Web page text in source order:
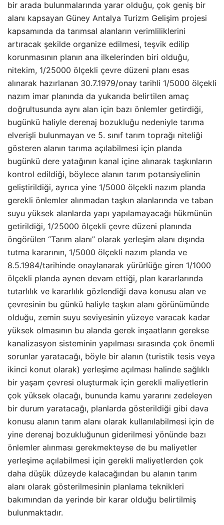
bir arada bulunmalarında yarar olduğu, çok geniş bir
alanı kapsayan Güney Antalya Turizm Gelişim projesi
kapsamında da tarımsal alanların verimliliklerini
artıracak şekilde organize edilmesi, teşvik edilip
korunmasının planın ana ilkelerinden biri olduğu,
nitekim, 1/25000 ölçekli çevre düzeni planı esas
alınarak hazırlanan 30.7.1979/onay tarihli 1/5000 ölçekli
nazım imar planında da yukarıda belirtilen amaç
doğrultusunda aynı alan için bazı önlemler getirdiği,
bugünkü haliyle derenaj bozukluğu nedeniyle tarıma
elverişli bulunmayan ve 5. sınıf tarım toprağı niteliği
gösteren alanın tarıma açılabilmesi için planda
bugünkü dere yatağının kanal içine alınarak taşkınların
kontrol edildiği, böylece alanın tarım potansiyelinin
geliştirildiği, ayrıca yine 1/5000 ölçekli nazım planda
gerekli önlemler alınmadan taşkın alanlarında ve taban
suyu yüksek alanlarda yapı yapılamayacağı hükmünün
getirildiği, 1/25000 ölçekli çevre düzeni planında
öngörülen “Tarım alanı” olarak yerleşim alanı dışında
tutma kararının, 1/5000 ölçekli nazım planda ve
8.5.1984/tarihinde onaylanarak yürürlüğe giren 1/1000
ölçekli planda aynen devam ettiği, plan kararlarında
tutarlılık ve kararlılık gözlendiği dava konusu alan ve
çevresinin bu günkü haliyle taşkın alanı görünümünde
olduğu, zemin suyu seviyesinin yüzeye varacak kadar
yüksek olmasının bu alanda gerek inşaatların gerekse
kanalizasyon sisteminin yapılması sırasında çok önemli
sorunlar yaratacağı, böyle bir alanın (turistik tesis veya
ikinci konut olarak) yerleşime açılması halinde sağlıklı
bir yaşam çevresi oluşturmak için gerekli maliyetlerin
çok yüksek olacağı, bununda kamu yararını zedeleyen
bir durum yaratacağı, planlarda gösterildiği gibi dava
konusu alanın tarım alanı olarak kullanılabilmesi için de
yine derenaj bozukluğunun giderilmesi yönünde bazı
önlemler alınması gerekmekteyse de bu maliyetler
yerleşime açılabilmesi için gerekli maliyetlerden çok
daha düşük düzeyde kalacağından bu alanın tarım
alanı olarak gösterilmesinin planlama teknikleri
bakımından da yerinde bir karar olduğu belirtilmiş
bulunmaktadır.